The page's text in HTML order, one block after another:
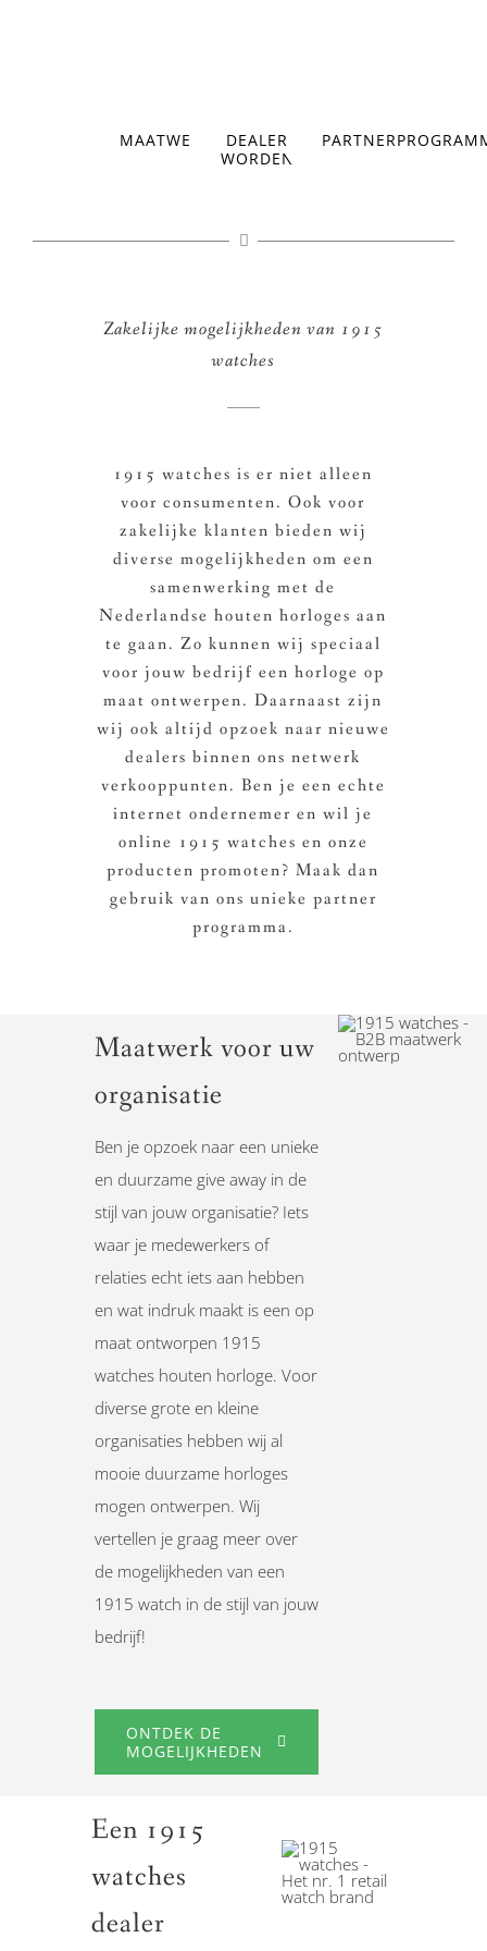
MAATWERK
DEALER
WORDEN
Zakelijke mogelijkheden van 1915
watches
1915 watches is er niet alleen
voor consumenten. Ook voor
zakelijke klanten bieden wij
diverse mogelijkheden om een
samenwerking met de
Nederlandse houten horloges aan
te gaan. Zo kunnen wij speciaal
voor jouw bedrijf een horloge op
maat ontwerpen. Daarnaast zijn
wij ook altijd opzoek naar nieuwe
dealers binnen ons netwerk
verkooppunten. Ben je een echte
internet ondernemer en wil je
online 1915 watches en onze
producten promoten? Maak dan
gebruik van ons unieke partner
programma.
Maatwerk voor uw
organisatie
Ben je opzoek naar een unieke
en duurzame give away in de
stijl van jouw organisatie? Iets
waar je medewerkers of
relaties echt iets aan hebben
en wat indruk maakt is een op
maat ontworpen 1915
watches houten horloge. Voor
diverse grote en kleine
organisaties hebben wij al
mooie duurzame horloges
mogen ontwerpen. Wij
vertellen je graag meer over
de mogelijkheden van een
1915 watch in de stijl van jouw
bedrijf!
ONTDEK DE
MOGELIJKHEDEN
Een 1915
watches
dealer